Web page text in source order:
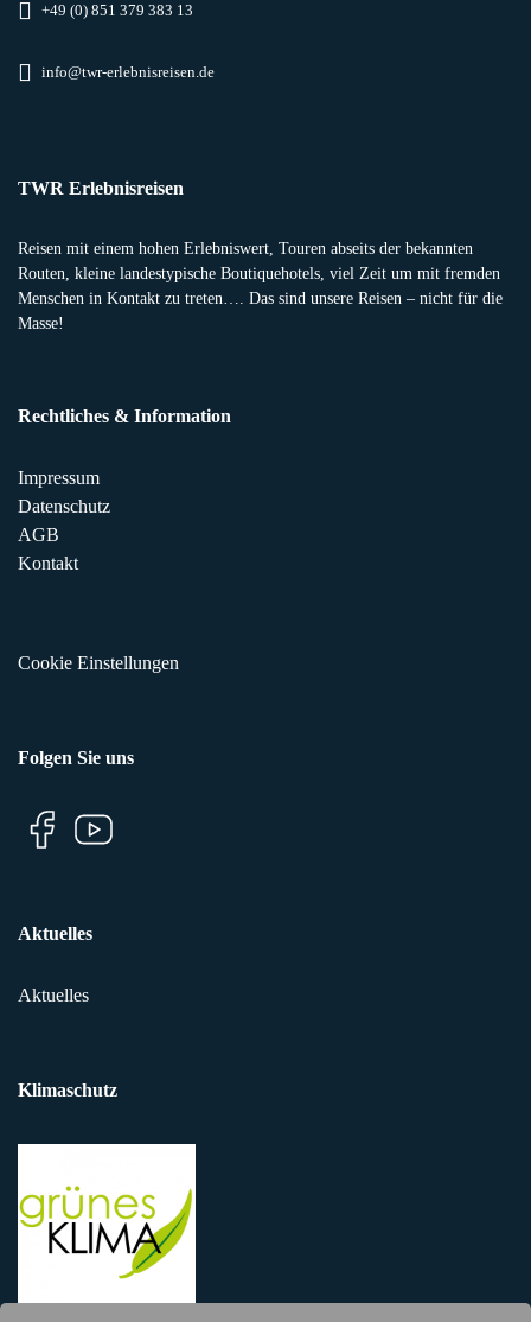
+49 (0) 851 379 383 13
info@twr-erlebnisreisen.de
TWR Erlebnisreisen
Reisen mit einem hohen Erlebniswert, Touren abseits der bekannten
Routen, kleine landestypische Boutiquehotels, viel Zeit um mit fremden
Menschen in Kontakt zu treten…. Das sind unsere Reisen – nicht für die
Masse!
Rechtliches & Information
Impressum
Datenschutz
AGB
Kontakt
Cookie Einstellungen
Folgen Sie uns
Aktuelles
Aktuelles
Klimaschutz